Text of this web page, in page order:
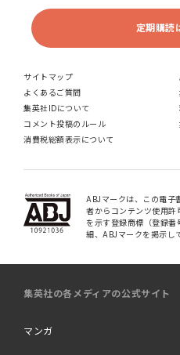
定期購読
サイトマップ
よくあるご質問
集英社IDについて
コメント投稿のルール
消費税総額表示について
ABJマークは、この電子
者からコンテンツ使用許
を示す登録商標（登録
細、ABJマークを掲示し
集英社の各メディアの公式サイト
マンガ